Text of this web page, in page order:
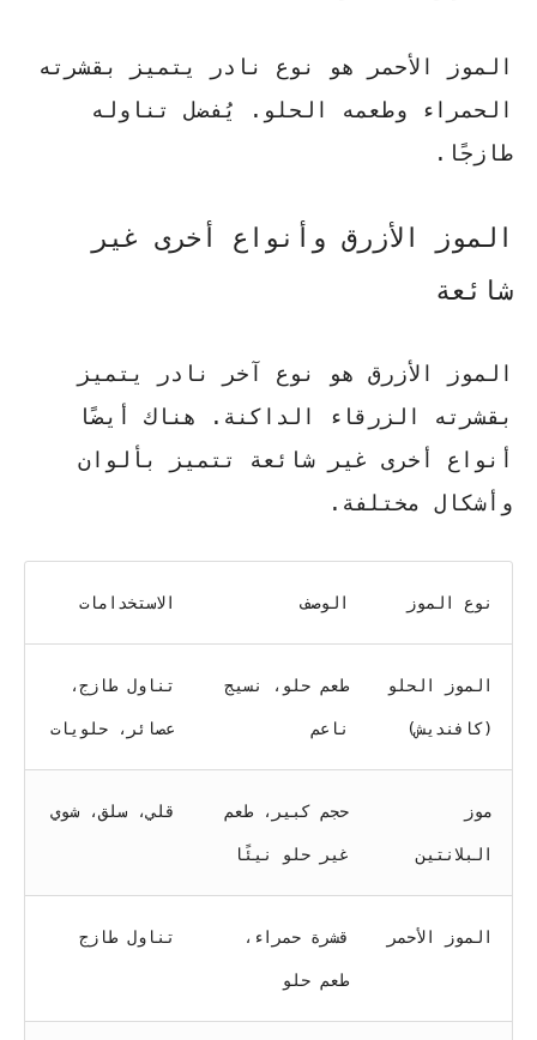
الموز الأحمر هو نوع نادر يتميز بقشرته
الحمراء وطعمه الحلو. يُفضل تناوله
طازجًا.
الموز الأزرق وأنواع أخرى غير
شائعة
الموز الأزرق هو نوع آخر نادر يتميز
بقشرته الزرقاء الداكنة. هناك أيضًا
أنواع أخرى غير شائعة تتميز بألوان
وأشكال مختلفة.
نوع الموز الوصف الاستخدامات
الموز الحلو
(كافنديش)
طعم حلو، نسيج
ناعم
تناول طازج،
عصائر، حلويات
موز
البلانتين
حجم كبير، طعم
غير حلو نيئًا
قلي، سلق، شوي
الموز الأحمر قشرة حمراء،
طعم حلو
تناول طازج